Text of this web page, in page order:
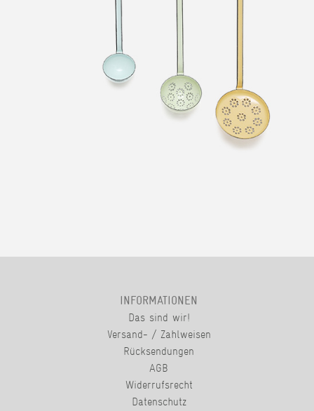
INFORMATIONEN
Das sind wir!
Versand- / Zahlweisen
Rücksendungen
AGB
Widerrufsrecht
Datenschutz